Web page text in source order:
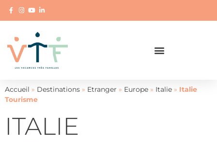
Accueil » Destinations » Etranger » Europe » Italie » Italie
Tourisme
ITALIE